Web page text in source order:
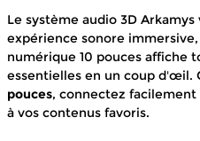
Le système audio 3D
expérience sonore
numérique 10 pouces affiche
essentielles en un coup d'œil.
pouces, connectez
à vos contenus favoris.